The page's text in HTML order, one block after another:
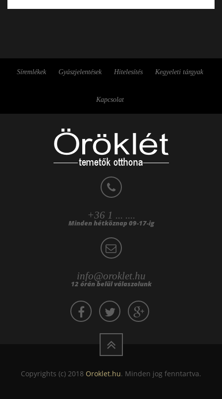
Síremlékek Gyászjelentések Hitelesítés Kegyeleti tárgyak
Kapcsolat
+36 1 ... ....
Minden hétköznap 09-17-ig
info@oroklet.hu
12 órán belül válaszolunk
Copyrights (c) 2018 Oroklet.hu. Minden jog fenntartva.